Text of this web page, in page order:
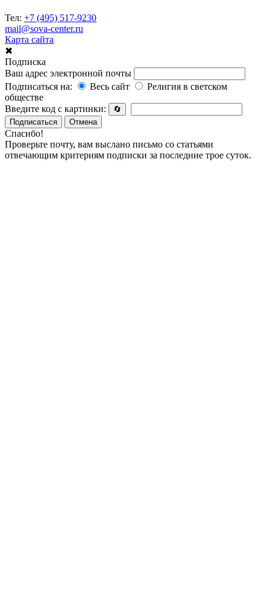
Тел: +7 (495) 517-9230
mail@sova-center.ru
Карта сайта
✖
Подписка
Ваш адрес электронной почты
Подписаться на:
Весь сайт
Религия в светском
обществе
Введите код с картинки:
🔄
Подписаться
Отмена
Спасибо!
Проверьте почту, вам выслано письмо со статьями
отвечающим критериям подписки за последние трое суток.